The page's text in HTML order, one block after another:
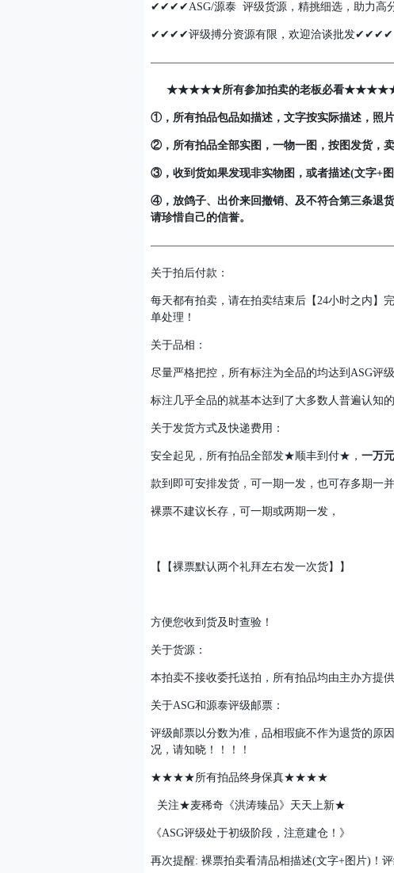
✔✔✔✔ASG/源泰 评级货源，精挑细选，助力高
✔✔✔✔评级搏分资源有限，欢迎洽谈批发✔✔✔✔
★★★★★所有参加拍卖的老板必看
①，所有拍品包品如描述，文字按实际描述，照
②，所有拍品全部实图，一物一图，按图发货，
③，收到货如果发现非实物图，或者描述(文字+
④，放鸽子、出价来回撤销、及不符合第三条退
请珍惜自己的信誉。
关于拍后付款：
每天都有拍卖，请在拍卖结束后【24小时之内】
单处理！
关于品相：
尽量严格把控，所有标注为全品的均达到ASG评
标注几乎全品的就基本达到了大多数人普遍认知的
关于发货方式及快递费用：
安全起见，所有拍品全部发★顺丰到付★， 一万
款到即可安排发货，可一期一发，也可存多期一并
裸票不建议长存，可一期或两期一发，
【【裸票默认两个礼拜左右发一次货】】
方便您收到货及时查验！
关于货源：
本拍卖不接收委托送拍，所有拍品均由主办方提供
关于ASG和源泰评级邮票：
评级邮票以分数为准，品相瑕疵不作为退货的原
况，请知晓！！！！
★★★★所有拍品终身保真★★★★
关注★麦稀奇《洪涛臻品》天天上新★
《ASG评级处于初级阶段，注意建仓！》
再次提醒: 裸票拍卖看清品相描述(文字+图片)！